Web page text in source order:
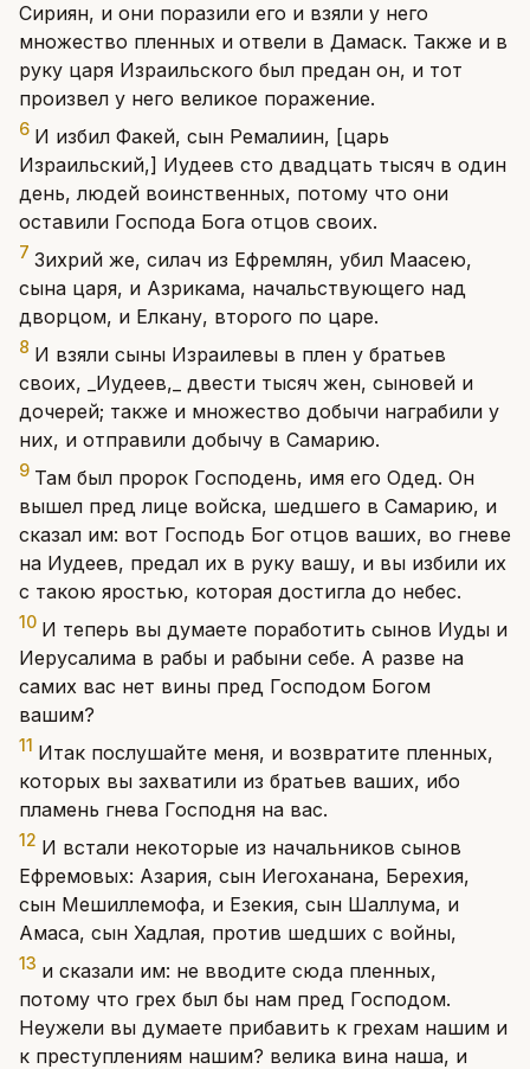
Сириян, и они поразили его и взяли у него
множество пленных и отвели в Дамаск. Также и в
руку царя Израильского был предан он, и тот
произвел у него великое поражение.
6 И избил Факей, сын Ремалиин, [царь
Израильский,] Иудеев сто двадцать тысяч в один
день, людей воинственных, потому что они
оставили Господа Бога отцов своих.
7 Зихрий же, силач из Ефремлян, убил Маасею,
сына царя, и Азрикама, начальствующего над
дворцом, и Елкану, второго по царе.
8 И взяли сыны Израилевы в плен у братьев
своих, _Иудеев,_ двести тысяч жен, сыновей и
дочерей; также и множество добычи награбили у
них, и отправили добычу в Самарию.
9 Там был пророк Господень, имя его Одед. Он
вышел пред лице войска, шедшего в Самарию, и
сказал им: вот Господь Бог отцов ваших, во гневе
на Иудеев, предал их в руку вашу, и вы избили их
с такою яростью, которая достигла до небес.
10 И теперь вы думаете поработить сынов Иуды и
Иерусалима в рабы и рабыни себе. А разве на
самих вас нет вины пред Господом Богом
вашим?
11 Итак послушайте меня, и возвратите пленных,
которых вы захватили из братьев ваших, ибо
пламень гнева Господня на вас.
12 И встали некоторые из начальников сынов
Ефремовых: Азария, сын Иегоханана, Берехия,
сын Мешиллемофа, и Езекия, сын Шаллума, и
Амаса, сын Хадлая, против шедших с войны,
13 и сказали им: не вводите сюда пленных,
потому что грех был бы нам пред Господом.
Неужели вы думаете прибавить к грехам нашим и
к преступлениям нашим? велика вина наша, и